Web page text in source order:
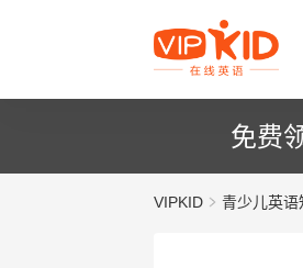
免费
VIPKID 青少儿英语